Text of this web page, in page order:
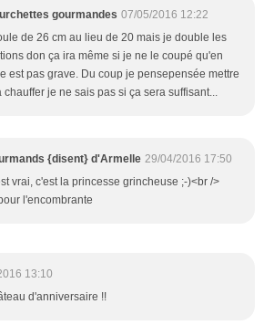
gourmandes 07/05/2016 12:22
de 26 cm au lieu de 20 mais je double les
don ça ira même si je ne le coupé qu'en
est pas grave. Du coup je pensepensée mettre
chauffer je ne sais pas si ça sera suffisant...
{disent} d'Armelle 29/04/2016 17:50
vrai, c'est la princesse grincheuse ;-)<br />
l'encombrante
13:10
d'anniversaire !!